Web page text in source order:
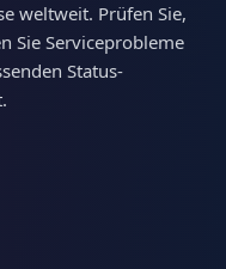
weltweit. Prüfen Sie,
Sie Serviceprobleme
Status-